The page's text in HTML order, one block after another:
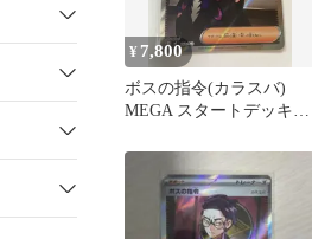
¥ 7,800
ボスの指令(カラスバ)
MEGA スタートデッキ
7…